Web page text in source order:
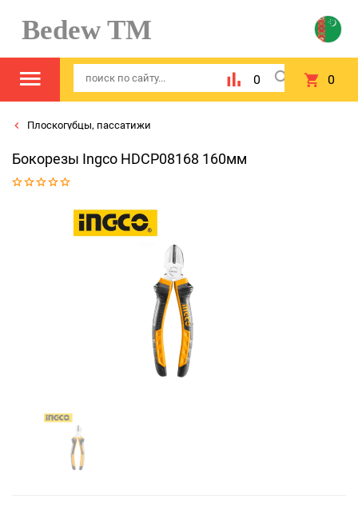
Bedew TM
0 0
Плоскогубцы, пассатижи
Бокорезы Ingсo HDCP08168 160мм